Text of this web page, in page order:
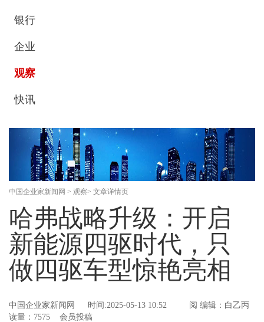
银行
企业
观察
快讯
中国企业家新闻网 > 观察> 文章详情页
哈弗战略升级：开启
新能源四驱时代，只
做四驱车型惊艳亮相
中国企业家新闻网 时间:2025-05-13 10:52 编辑：白乙丙
阅
读量：7575 会员投稿